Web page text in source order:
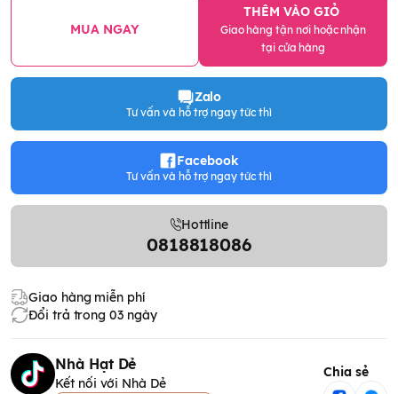
MUA NGAY
THÊM VÀO GIỎ
Giao hàng tận nơi hoặc nhận
tại cửa hàng
Zalo
Tư vấn và hỗ trợ ngay tức thì
Facebook
Tư vấn và hỗ trợ ngay tức thì
Hottline
0818818086
Giao hàng miễn phí
Đổi trả trong 03 ngày
Nhà Hạt Dẻ
Kết nối với Nhà Dẻ
Chia sẻ